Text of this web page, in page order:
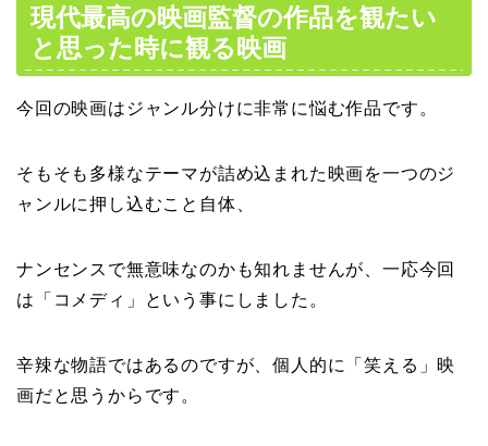
現代最高の映画監督の作品を観たい
と思った時に観る映画
今回の映画はジャンル分けに非常に悩む作品です。
そもそも多様なテーマが詰め込まれた映画を一つのジ
ャンルに押し込むこと自体、
ナンセンスで無意味なのかも知れませんが、一応今回
は「コメディ」という事にしました。
辛辣な物語ではあるのですが、個人的に「笑える」映
画だと思うからです。